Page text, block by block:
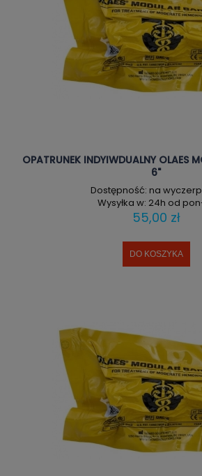
OPATRUNEK INDYIWDUALNY OLAES
6"
Dostępność: na
Wysyłka w: 24h od
55,00 zł
DO KOSZYKA